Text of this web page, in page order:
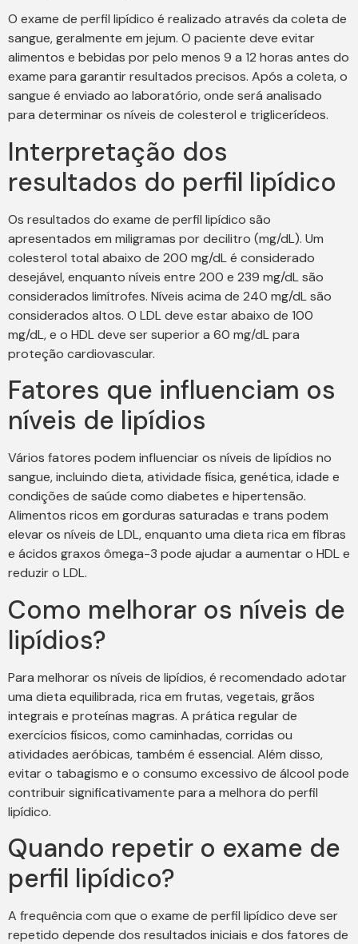
O exame de perfil lipídico é realizado através da coleta de
sangue, geralmente em jejum. O paciente deve evitar
alimentos e bebidas por pelo menos 9 a 12 horas antes do
exame para garantir resultados precisos. Após a coleta, o
sangue é enviado ao laboratório, onde será analisado
para determinar os níveis de colesterol e triglicerídeos.
Interpretação dos
resultados do perfil lipídico
Os resultados do exame de perfil lipídico são
apresentados em miligramas por decilitro (mg/dL). Um
colesterol total abaixo de 200 mg/dL é considerado
desejável, enquanto níveis entre 200 e 239 mg/dL são
considerados limítrofes. Níveis acima de 240 mg/dL são
considerados altos. O LDL deve estar abaixo de 100
mg/dL, e o HDL deve ser superior a 60 mg/dL para
proteção cardiovascular.
Fatores que influenciam os
níveis de lipídios
Vários fatores podem influenciar os níveis de lipídios no
sangue, incluindo dieta, atividade física, genética, idade e
condições de saúde como diabetes e hipertensão.
Alimentos ricos em gorduras saturadas e trans podem
elevar os níveis de LDL, enquanto uma dieta rica em fibras
e ácidos graxos ômega-3 pode ajudar a aumentar o HDL e
reduzir o LDL.
Como melhorar os níveis de
lipídios?
Para melhorar os níveis de lipídios, é recomendado adotar
uma dieta equilibrada, rica em frutas, vegetais, grãos
integrais e proteínas magras. A prática regular de
exercícios físicos, como caminhadas, corridas ou
atividades aeróbicas, também é essencial. Além disso,
evitar o tabagismo e o consumo excessivo de álcool pode
contribuir significativamente para a melhora do perfil
lipídico.
Quando repetir o exame de
perfil lipídico?
A frequência com que o exame de perfil lipídico deve ser
repetido depende dos resultados iniciais e dos fatores de